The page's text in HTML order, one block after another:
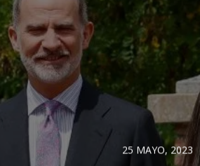
25 MAYO, 2023